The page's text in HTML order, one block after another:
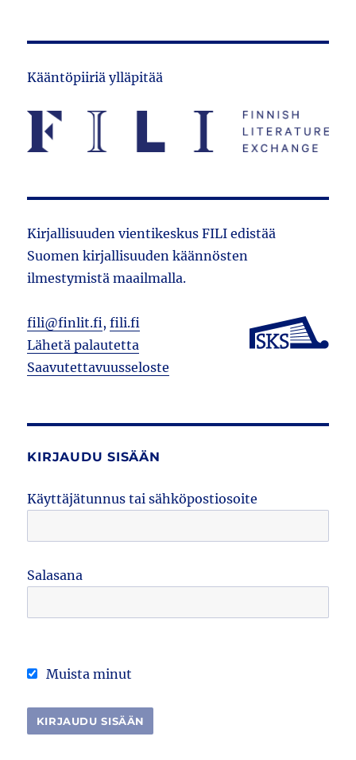
Kääntöpiiriä ylläpitää
Kirjallisuuden vientikeskus FILI edistää
Suomen kirjallisuuden käännösten
ilmestymistä maailmalla.
fili@finlit.fi,fili.fi
Lähetä palautetta
Saavutettavuusseloste
KIRJAUDU SISÄÄN
Käyttäjätunnus tai sähköpostiosoite
Salasana
Muista minut